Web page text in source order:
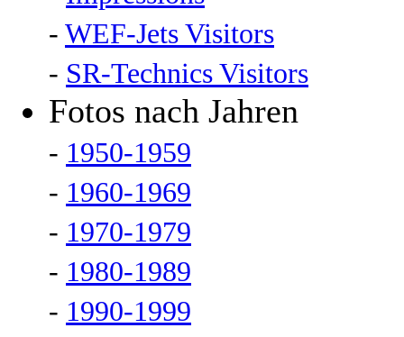
- WEF-Jets Visitors
- SR-Technics Visitors
Fotos nach Jahren
- 1950-1959
- 1960-1969
- 1970-1979
- 1980-1989
- 1990-1999